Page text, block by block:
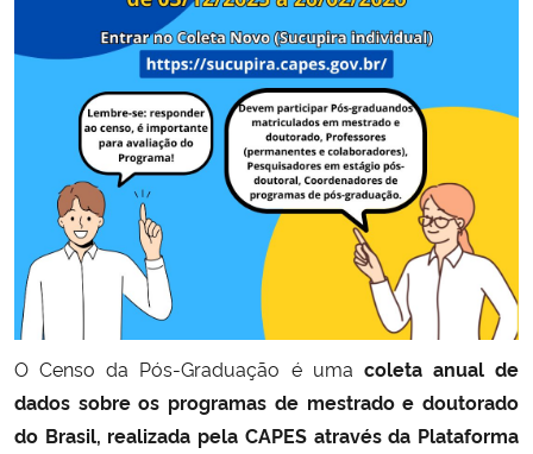
Ministério do Desenvolvimento Regional
Controladoria-Geral da União
Ministério da Mulher, da Família e dos Direitos Humanos
Secretaria-Geral
Secretaria de Governo
Gabinete de Segurança Institucional
Advocacia-Geral da União
O Censo da Pós-Graduação é uma coleta anual de
dados sobre os programas de mestrado e doutorado
do Brasil, realizada pela CAPES através da Plataforma